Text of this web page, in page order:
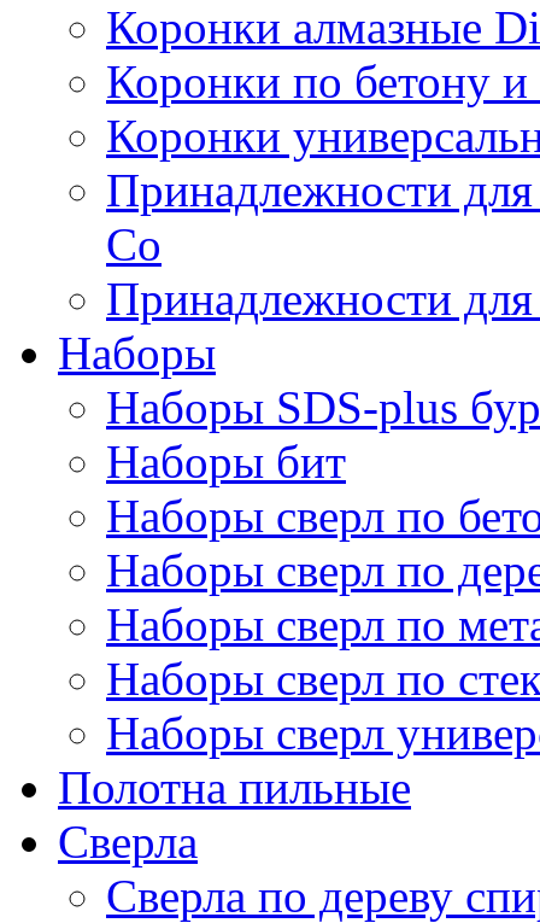
Коронки алмазные
Коронки по бетону
Коронки
Принадлежности
Co
Принадлежности
Наборы
Наборы SDS-plus
Наборы бит
Наборы сверл по
Наборы сверл по
Наборы сверл по
Наборы сверл по
Наборы сверл
Полотна пильные
Сверла
Сверла по дереву